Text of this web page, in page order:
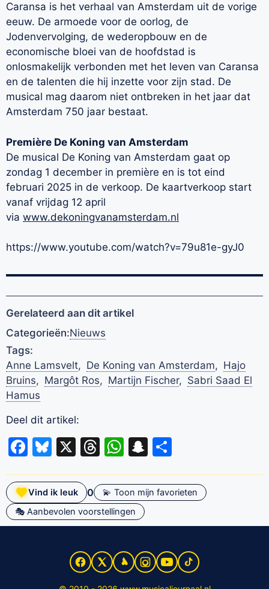
Caransa is het verhaal van Amsterdam uit de vorige
eeuw. De armoede voor de oorlog, de
Jodenvervolging, de wederopbouw en de
economische bloei van de hoofdstad is
onlosmakelijk verbonden met het leven van Caransa
en de talenten die hij inzette voor zijn stad. De
musical mag daarom niet ontbreken in het jaar dat
Amsterdam 750 jaar bestaat.
Première De Koning van Amsterdam
De musical De Koning van Amsterdam gaat op
zondag 1 december in première en is tot eind
februari 2025 in de verkoop. De kaartverkoop start
vanaf vrijdag 12 april
via www.dekoningvanamsterdam.nl
https://www.youtube.com/watch?v=79u81e-gyJ0
Gerelateerd aan dit artikel
Categorieën:Nieuws
Tags:
Anne Lamsvelt, De Koning van Amsterdam, Hajo
Bruins, Margôt Ros, Martijn Fischer, Sabri Saad El
Hamus
Deel dit artikel:
Facebook
Bluesky
X Threads
WhatsApp
Snapchat
Vind ik leuk 0
💫 Toon mijn favorieten
🎭 Aanbevolen voorstellingen